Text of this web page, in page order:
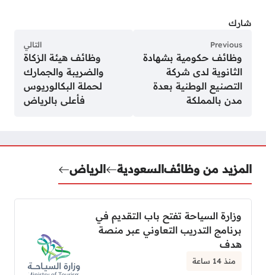
شارك
Previous
وظائف حكومية بشهادة
الثانوية لدى شركة
التصنيع الوطنية بعدة
مدن بالمملكة
التالي
وظائف هيئة الزكاة
والضريبة والجمارك
لحملة البكالوريوس
فأعلى بالرياض
المزيد من وظائفالسعودية الرياض
وزارة السياحة تفتح باب التقديم في
برنامج التدريب التعاوني عبر منصة
هدف
منذ 14 ساعة